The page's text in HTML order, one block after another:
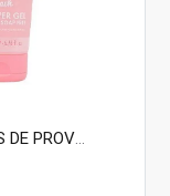
LES PETITS BAINS DE PROVENCE GEL DOUCHE PÊCHE 200ML